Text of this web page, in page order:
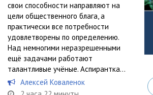
свои способности направляют на
цели общественного блага, а
практически все потребности
удовлетворены по определению.
Над немногими неразрешенными
ещё задачами работают
талантливые учёные. Аспирантка...
Алексей Коваленок